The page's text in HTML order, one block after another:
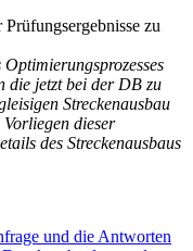
zu
die jetzt bei der DB zu
Streckenausbau
dieser
des Streckenausbaus
und die Antworten